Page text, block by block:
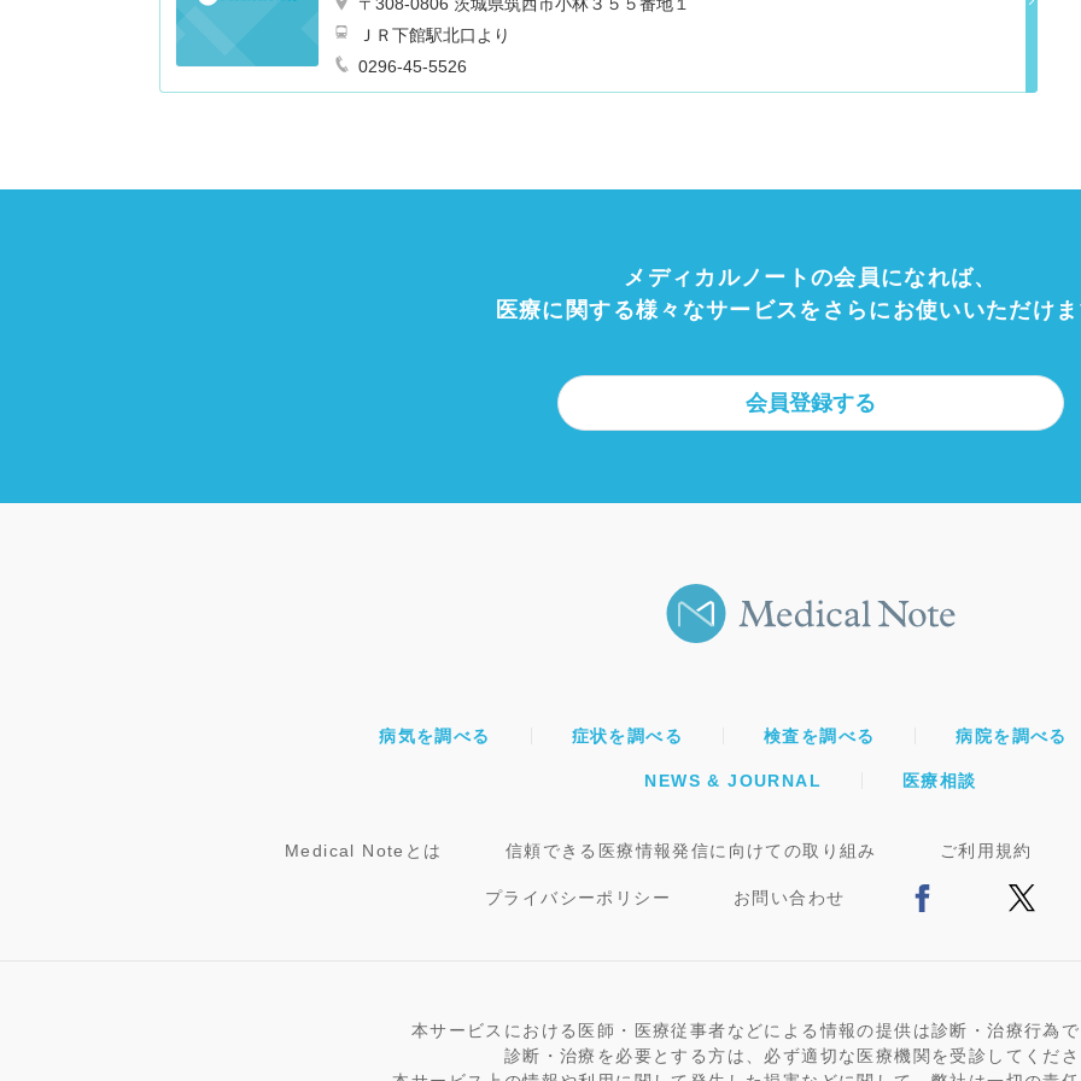
ＪＲ下館駅北口より
0296-45-5526
メディカルノートの会員になれば、
医療に関する様々なサービスをさらにお使いいただけ
会員登録する
病気を調べる 症状を調べる 検査を調べる 病院を調べる
NEWS & JOURNAL 医療相談
Medical Noteとは 信頼できる医療情報発信に向けての取り組み ご利用規約
プライバシーポリシー お問い合わせ
本サービスにおける医師・医療従事者などによる情報の提供は診断・治療行為
診断・治療を必要とする方は、必ず適切な医療機関を受診してくだ